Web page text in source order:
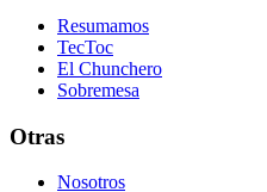
Resumamos
TecToc
El Chunchero
Sobremesa
Otras
Nosotros